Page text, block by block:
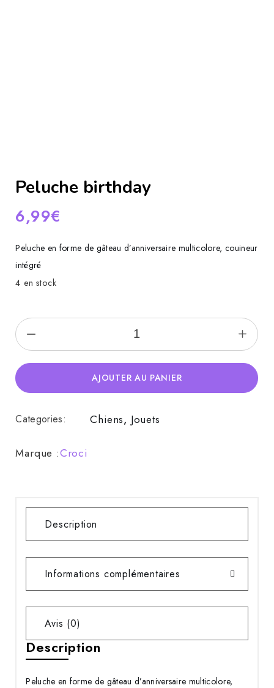
Peluche birthday
6,99€
Peluche en forme de gâteau d’anniversaire multicolore, couineur
intégré
4 en stock
Peluche birthday quantity
AJOUTER AU PANIER
Categories: Chiens, Jouets
Marque :Croci
Description
Informations complémentaires
Avis (0)
Description
Peluche en forme de gâteau d’anniversaire multicolore,